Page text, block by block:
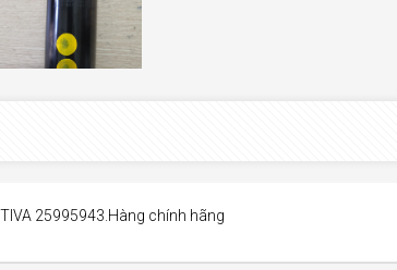
25995943.Hàng chính hãng